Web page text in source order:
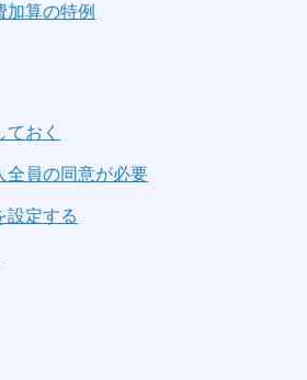
加算の特例
おく
全員の同意が必要
設定する